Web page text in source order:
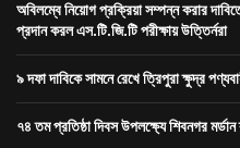
অবিলম্বে নিয়োগ প্রক্রিয়া সম্পন্ন করার
প্রদান করল এস.টি.জি.টি পরীক্ষায় উত্তির্নরা
৯ দফা দাবিকে সামনে রেখে ত্রিপুরা ক্ষুদ্র
৭৪ তম প্রতিষ্ঠা দিবস উপলক্ষ্যে শিবনগর